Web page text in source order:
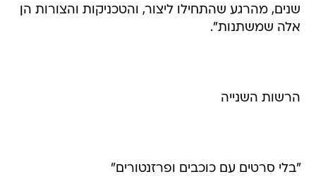
שנים, מהרגע שהתחילו ליצור, והטכניקות והצורות הן
אלה שמשתנות".
הרשות השנייה
"בלי סרטים עם כוכבים ופרזנטורים"